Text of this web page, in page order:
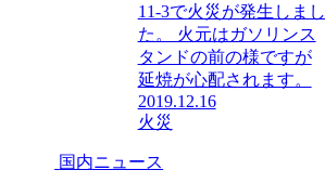
11-3で火災が発生しまし
た。 火元はガソリンス
タンドの前の様ですが
延焼が心配されます。
2019.12.16
火災
国内ニュース